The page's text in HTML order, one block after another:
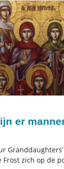
er
Frost zich op de